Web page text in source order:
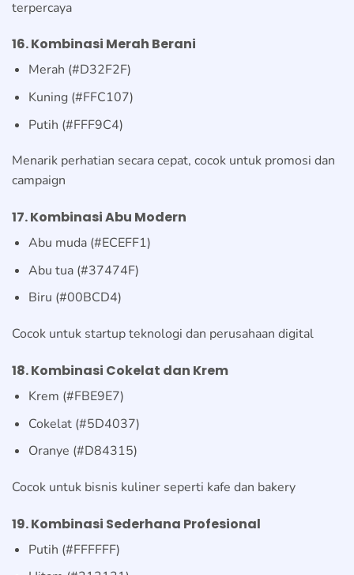
terpercaya
16. Kombinasi Merah Berani
Merah (#D32F2F)
Kuning (#FFC107)
Putih (#FFF9C4)
Menarik perhatian secara cepat, cocok untuk promosi dan
campaign
17. Kombinasi Abu Modern
Abu muda (#ECEFF1)
Abu tua (#37474F)
Biru (#00BCD4)
Cocok untuk startup teknologi dan perusahaan digital
18. Kombinasi Cokelat dan Krem
Krem (#FBE9E7)
Cokelat (#5D4037)
Oranye (#D84315)
Cocok untuk bisnis kuliner seperti kafe dan bakery
19. Kombinasi Sederhana Profesional
Putih (#FFFFFF)